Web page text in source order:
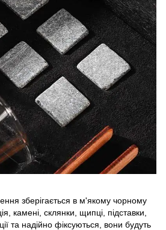
зберігається в м'якому чорному
камені, склянки, щипці, підставки,
та надійно фіксуються, вони будуть